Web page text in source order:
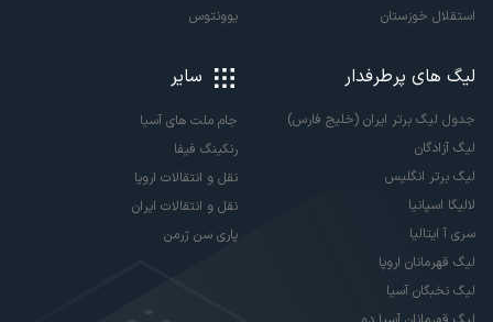
استقلال خوزستان
یوونتوس
لیگ های پرطرفدار
جدول لیگ برتر ایران (خلیج فارس)
لیگ آزادگان
لیگ برتر انگلیس
لالیگا اسپانیا
سری آ ایتالیا
لیگ قهرمانان اروپا
لیگ نخبگان آسیا
سایر
جام ملت های آسیا
رنکینگ فیفا
نقل و انتقالات اروپا
نقل و انتقالات ایران
پاری سن ژرمن